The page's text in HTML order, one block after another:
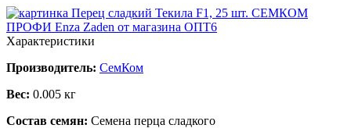
Характеристики
Производитель: СемКом
Вес: 0.005 кг
Состав семян: Семена перца сладкого